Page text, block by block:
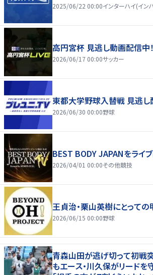
2025/06/22 00:00インターハイ(イン
高円宮杯 見逃し動画配信中！
2026/06/17 00:00サッカー
東都大学野球入替戦 見逃し
2026/06/30 00:00野球
BEST BODY JAPANをライブ
2026/04/01 00:00その他競技
王貞治・栗山英樹にとって
2026/06/15 00:00野球
青森山田が逃げ切って初戦
もエース・川久保がリード